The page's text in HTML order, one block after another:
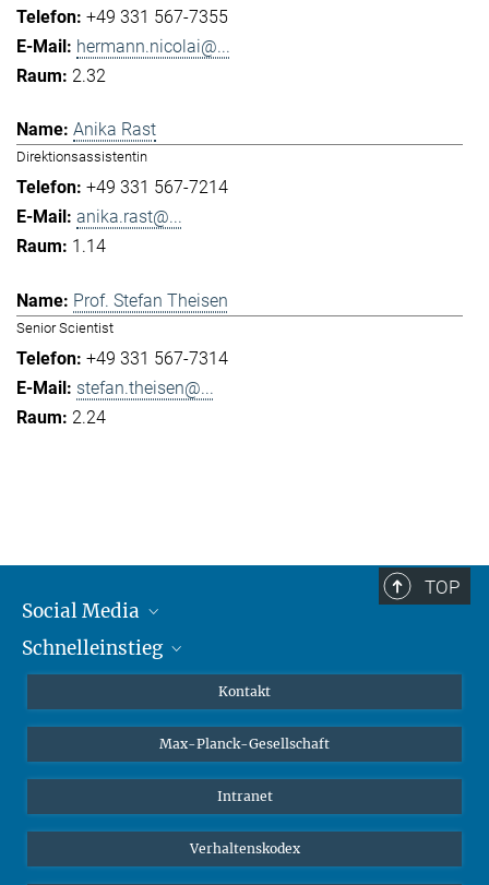
+49 331 567-7355
hermann.nicolai@...
2.32
Anika Rast
Direktionsassistentin
+49 331 567-7214
anika.rast@...
1.14
Prof. Stefan Theisen
Senior Scientist
+49 331 567-7314
stefan.theisen@...
2.24
TOP
Social Media
Mastodon
Schnelleinstieg
Schüler*innen
Öffentlichkeit
Alumnae | Alumni
Kontakt
Max-Planck-Gesellschaft
Intranet
Verhaltenskodex